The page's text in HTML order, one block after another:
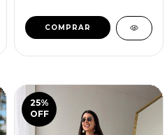
COMPRAR
25%
OFF